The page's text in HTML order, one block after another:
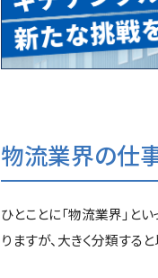
物流業界の仕
ひとことに「物流業界」と
りますが、大きく分類する